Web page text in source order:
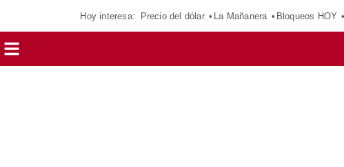
Hoy interesa: Precio del dólar La Mañanera Bloqueos HOY